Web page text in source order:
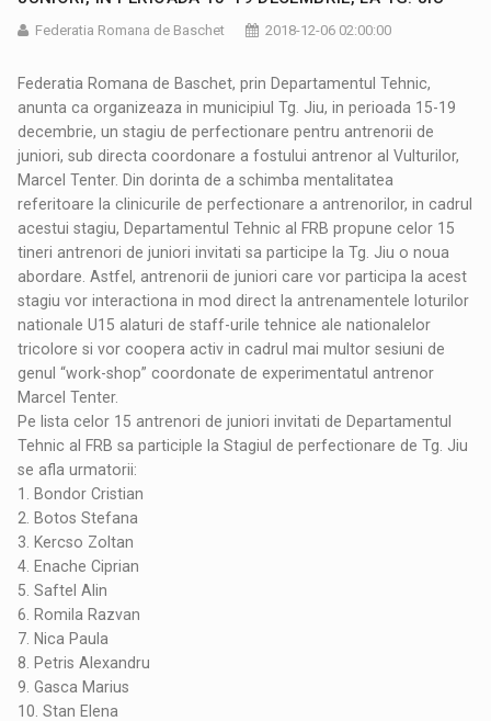
Federatia Romana de Baschet 2018-12-06 02:00:00
Federatia Romana de Baschet, prin Departamentul Tehnic,
anunta ca organizeaza in municipiul Tg. Jiu, in perioada 15-19
decembrie, un stagiu de perfectionare pentru antrenorii de
juniori, sub directa coordonare a fostului antrenor al Vulturilor,
Marcel Tenter. Din dorinta de a schimba mentalitatea
referitoare la clinicurile de perfectionare a antrenorilor, in cadrul
acestui stagiu, Departamentul Tehnic al FRB propune celor 15
tineri antrenori de juniori invitati sa participe la Tg. Jiu o noua
abordare. Astfel, antrenorii de juniori care vor participa la acest
stagiu vor interactiona in mod direct la antrenamentele loturilor
nationale U15 alaturi de staff-urile tehnice ale nationalelor
tricolore si vor coopera activ in cadrul mai multor sesiuni de
genul “work-shop” coordonate de experimentatul antrenor
Marcel Tenter.
Pe lista celor 15 antrenori de juniori invitati de Departamentul
Tehnic al FRB sa participle la Stagiul de perfectionare de Tg. Jiu
se afla urmatorii:
1. Bondor Cristian
2. Botos Stefana
3. Kercso Zoltan
4. Enache Ciprian
5. Saftel Alin
6. Romila Razvan
7. Nica Paula
8. Petris Alexandru
9. Gasca Marius
10. Stan Elena